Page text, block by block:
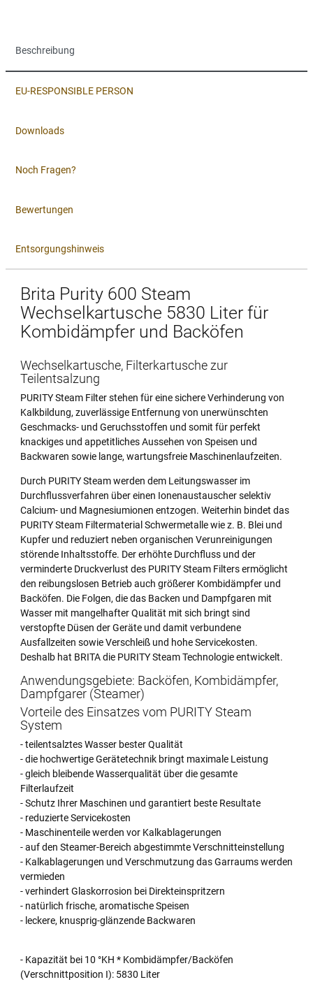
Beschreibung
EU-RESPONSIBLE PERSON
Downloads
Noch Fragen?
Bewertungen
Entsorgungshinweis
Brita Purity 600 Steam
Wechselkartusche 5830 Liter für
Kombidämpfer und Backöfen
Wechselkartusche, Filterkartusche zur
Teilentsalzung
PURITY Steam Filter stehen für eine sichere Verhinderung von
Kalkbildung, zuverlässige Entfernung von unerwünschten
Geschmacks- und Geruchsstoffen und somit für perfekt
knackiges und appetitliches Aussehen von Speisen und
Backwaren sowie lange, wartungsfreie Maschinenlaufzeiten.
Durch PURITY Steam werden dem Leitungswasser im
Durchflussverfahren über einen Ionenaustauscher selektiv
Calcium- und Magnesiumionen entzogen. Weiterhin bindet das
PURITY Steam Filtermaterial Schwermetalle wie z. B. Blei und
Kupfer und reduziert neben organischen Verunreinigungen
störende Inhaltsstoffe. Der erhöhte Durchfluss und der
verminderte Druckverlust des PURITY Steam Filters ermöglicht
den reibungslosen Betrieb auch größerer Kombidämpfer und
Backöfen. Die Folgen, die das Backen und Dampfgaren mit
Wasser mit mangelhafter Qualität mit sich bringt sind
verstopfte Düsen der Geräte und damit verbundene
Ausfallzeiten sowie Verschleiß und hohe Servicekosten.
Deshalb hat BRITA die PURITY Steam Technologie entwickelt.
Anwendungsgebiete: Backöfen, Kombidämpfer,
Dampfgarer (Steamer)
Vorteile des Einsatzes vom PURITY Steam
System
- teilentsalztes Wasser bester Qualität
- die hochwertige Gerätetechnik bringt maximale Leistung
- gleich bleibende Wasserqualität über die gesamte
Filterlaufzeit
- Schutz Ihrer Maschinen und garantiert beste Resultate
- reduzierte Servicekosten
- Maschinenteile werden vor Kalkablagerungen
- auf den Steamer-Bereich abgestimmte Verschnitteinstellung
- Kalkablagerungen und Verschmutzung das Garraums werden
vermieden
- verhindert Glaskorrosion bei Direkteinspritzern
- natürlich frische, aromatische Speisen
- leckere, knusprig-glänzende Backwaren
- Kapazität bei 10 °KH * Kombidämpfer/Backöfen
(Verschnittposition I): 5830 Liter